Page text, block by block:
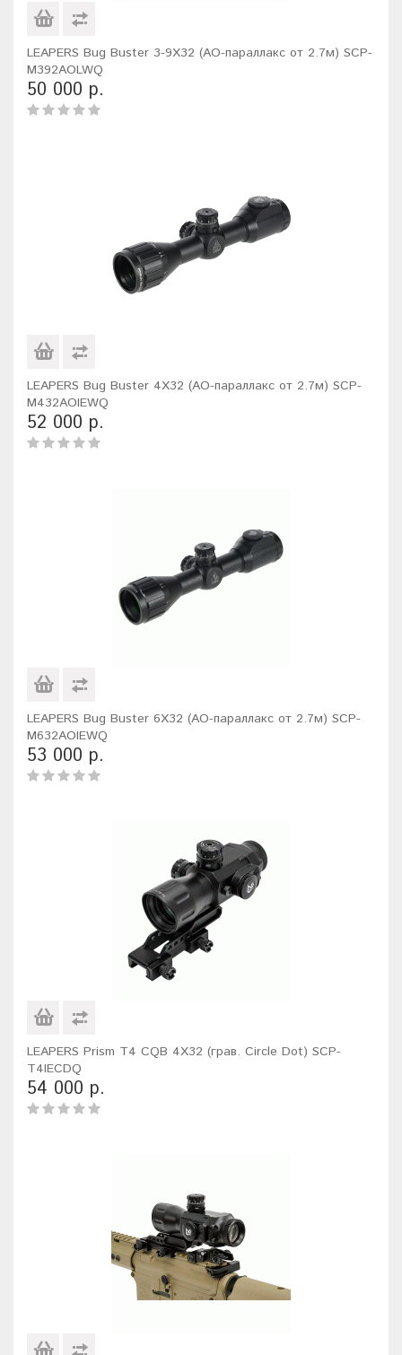
LEAPERS Bug Buster 3-9X32 (AO-параллакс от 2.7м) SCP-
M392AOLWQ
50 000 р.
LEAPERS Bug Buster 4X32 (AO-параллакс от 2.7м) SCP-
M432AOIEWQ
52 000 р.
LEAPERS Bug Buster 6X32 (AO-параллакс от 2.7м) SCP-
M632AOIEWQ
53 000 р.
LEAPERS Prism T4 CQB 4X32 (грав. Circle Dot) SCP-
T4IECDQ
54 000 р.